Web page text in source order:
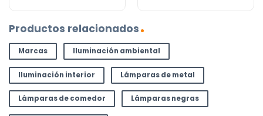
Productos relacionados
Marcas Iluminación ambiental
Iluminación interior Lámparas de metal
Lámparas de comedor Lámparas negras